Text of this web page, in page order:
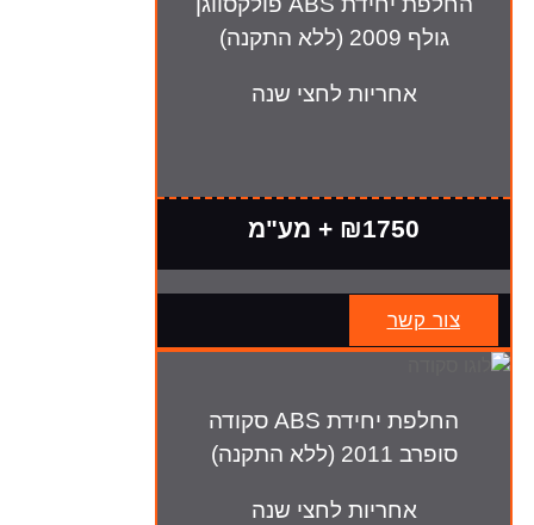
גולף 2009 (ללא התקנה)
אחריות לחצי שנה
₪1750 + מע"מ
צור קשר
החלפת יחידת ABS סקודה
סופרב 2011 (ללא התקנה)
אחריות לחצי שנה